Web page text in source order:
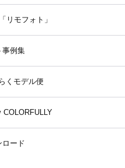
リモフォト」
事例集
くモデル便
COLORFULLY
ロード